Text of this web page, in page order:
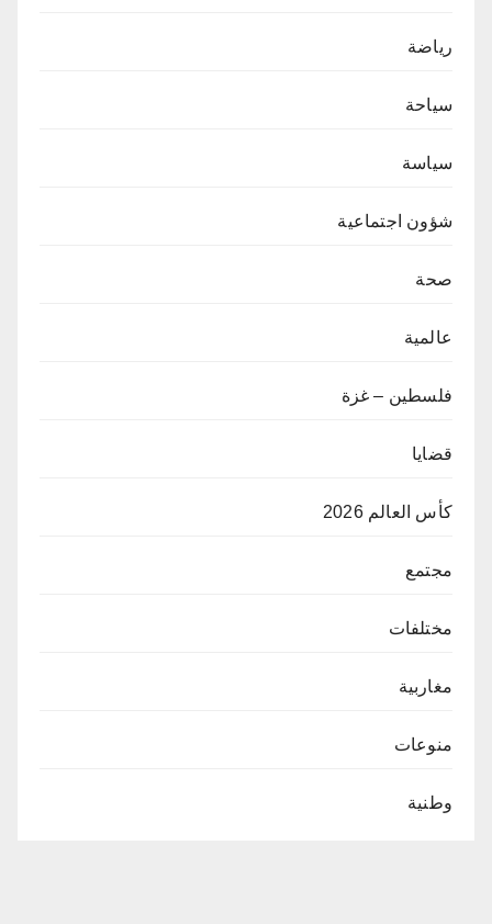
رياضة
سياحة
سياسة
شؤون اجتماعية
صحة
عالمية
فلسطين – غزة
قضايا
كأس العالم 2026
مجتمع
مختلفات
مغاربية
منوعات
وطنية